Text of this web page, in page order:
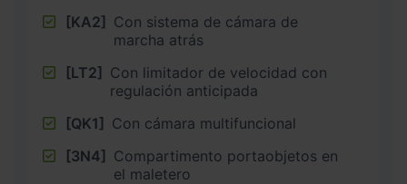
[KA2] Con sistema de cámara de
marcha atrás
[LT2] Con limitador de velocidad con
regulación anticipada
[QK1] Con cámara multifuncional
[3N4] Compartimento portaobjetos en
el maletero